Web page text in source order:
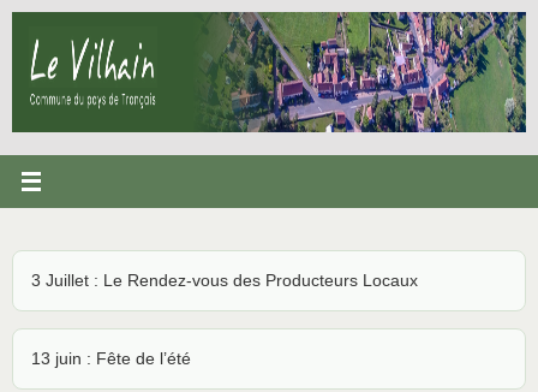
Passer
contenu
3 Juillet : Le Rendez-vous des Producteurs Locaux
13 juin : Fête de l’été